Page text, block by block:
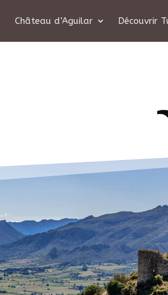
Château d’Aguilar Découvrir